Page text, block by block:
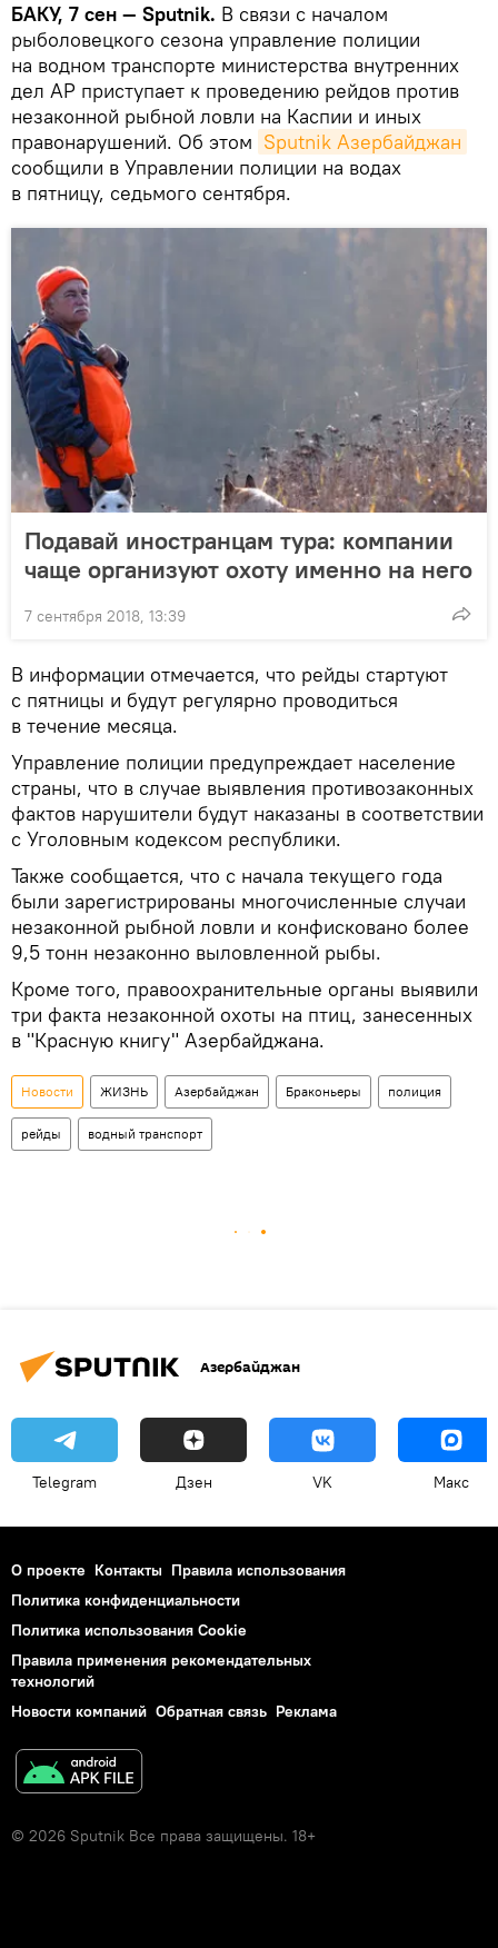
БАКУ, 7 сен — Sputnik. В связи с началом
рыболовецкого сезона управление полиции
на водном транспорте министерства внутренних
дел АР приступает к проведению рейдов против
незаконной рыбной ловли на Каспии и иных
правонарушений. Об этом Sputnik Азербайджан
сообщили в Управлении полиции на водах
в пятницу, седьмого сентября.
Подавай иностранцам тура: компании
чаще организуют охоту именно на него
7 сентября 2018, 13:39
В информации отмечается, что рейды стартуют
с пятницы и будут регулярно проводиться
в течение месяца.
Управление полиции предупреждает население
страны, что в случае выявления противозаконных
фактов нарушители будут наказаны в соответствии
с Уголовным кодексом республики.
Также сообщается, что с начала текущего года
были зарегистрированы многочисленные случаи
незаконной рыбной ловли и конфисковано более
9,5 тонн незаконно выловленной рыбы.
Кроме того, правоохранительные органы выявили
три факта незаконной охоты на птиц, занесенных
в "Красную книгу" Азербайджана.
Новости ЖИЗНЬ Азербайджан Браконьеры полиция
рейды водный транспорт
Азербайджан
Telegram Дзен VK Макс
О проекте Контакты Правила использования
Политика конфиденциальности
Политика использования Cookie
Правила применения рекомендательных
технологий
Новости компаний Обратная связь Реклама
© 2026 Sputnik Все права защищены. 18+